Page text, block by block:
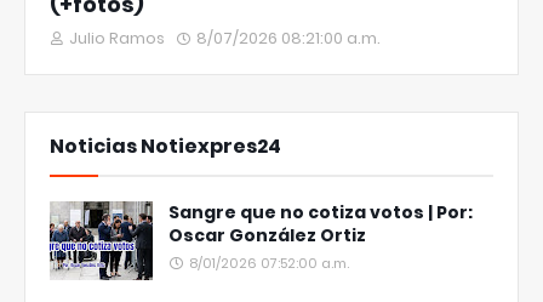
Julio Ramos 8/07/2026 08:21:00 a.m.
Noticias Notiexpres24
Sangre que no cotiza votos | Por:
Oscar González Ortiz
8/01/2026 07:52:00 a.m.